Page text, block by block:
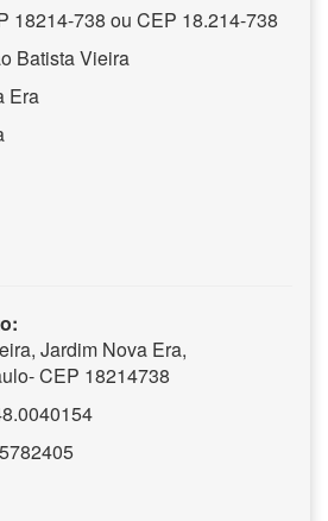
18214-738 ou CEP 18.214-738
Batista Vieira
Era
Jardim Nova Era,
CEP 18214738